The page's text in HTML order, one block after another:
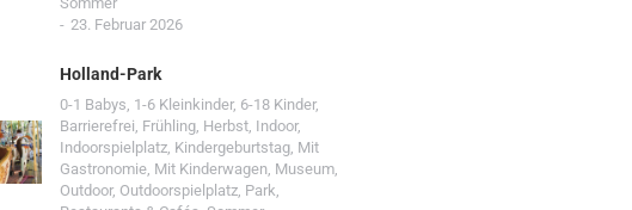
23. Februar 2026
Holland-Park
0-1 Babys, 1-6 Kleinkinder, 6-18 Kinder,
Barrierefrei, Frühling, Herbst, Indoor,
Indoorspielplatz, Kindergeburtstag, Mit
Gastronomie, Mit Kinderwagen, Museum,
Outdoor, Outdoorspielplatz, Park,